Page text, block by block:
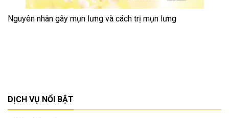
Nguyên nhân gây mụn lưng và cách trị mụn lưng
DỊCH VỤ NỔI BẬT